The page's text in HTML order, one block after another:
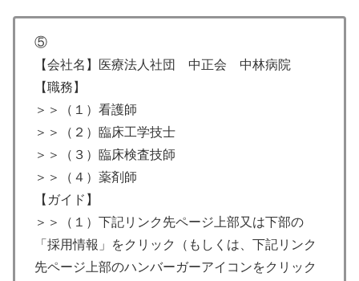
⑤
【会社名】医療法人社団 中正会 中林病院
【職務】
＞＞（１）看護師
＞＞（２）臨床工学技士
＞＞（３）臨床検査技師
＞＞（４）薬剤師
【ガイド】
＞＞（１）下記リンク先ページ上部又は下部の
「採用情報」をクリック（もしくは、下記リンク
先ページ上部のハンバーガーアイコンをクリック